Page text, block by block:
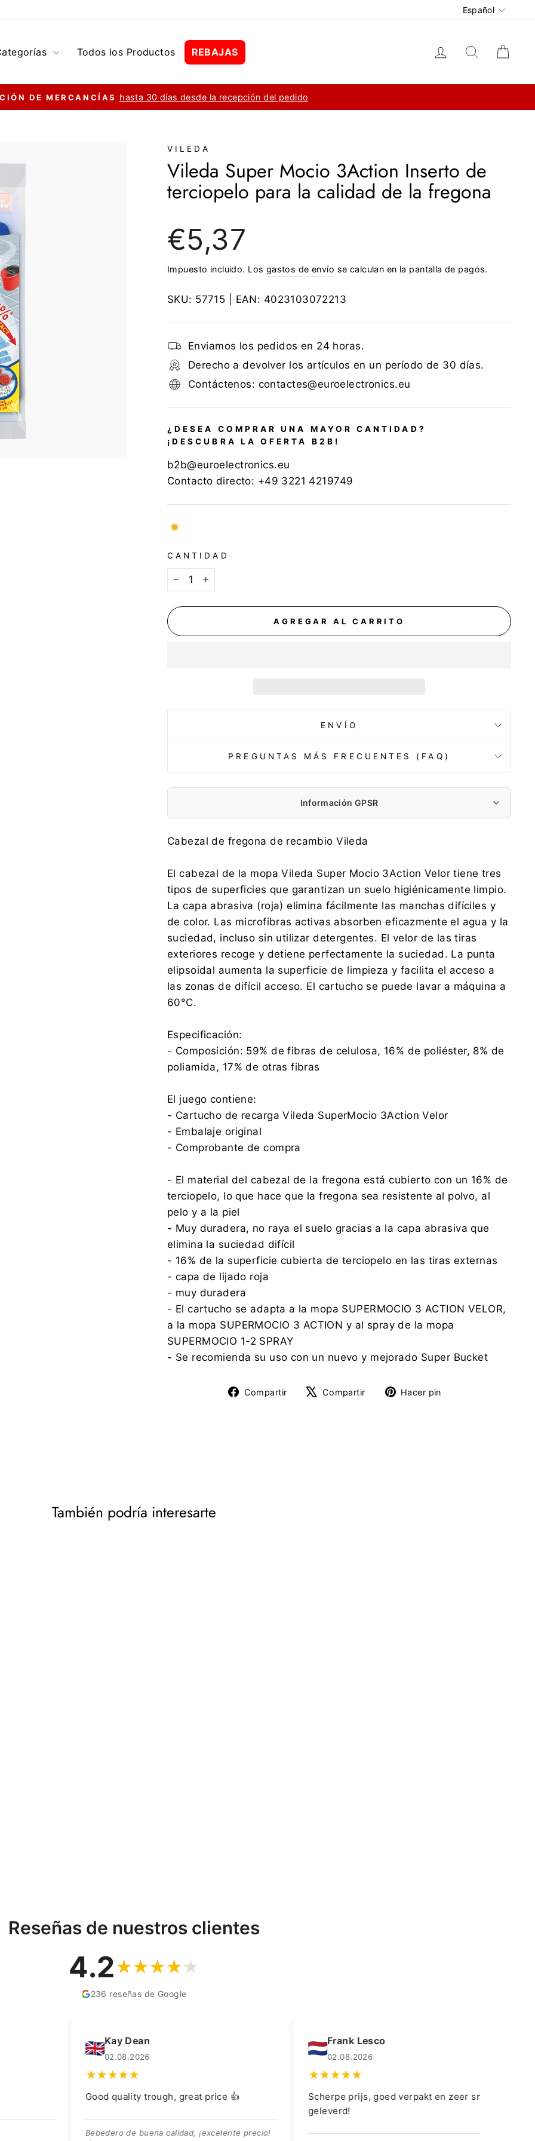
Idioma
Español
Todos los Productos REBAJAS Ingresar Buscar
diapositivas
DE MERCANCÍAS hasta 30 días desde la recepción del pedido
VILEDA
Vileda Super Mocio 3Action Inserto de
terciopelo para la calidad de la fregona
regular
€5,37
Impuesto incluido. Los gastos de envío se calculan en la pantalla de pagos.
SKU: 57715 | EAN: 4023103072213
Enviamos los pedidos en 24 horas.
Derecho a devolver los artículos en un período de 30 días.
Contáctenos: contactes@euroelectronics.eu
¿DESEA COMPRAR UNA MAYOR CANTIDAD?
¡DESCUBRA LA OFERTA B2B!
b2b@euroelectronics.eu
Contacto directo: +49 3221 4219749
CANTIDAD
AGREGAR AL CARRITO
ENVÍO
PREGUNTAS MÁS FRECUENTES (FAQ)
Información GPSR
Fabricante:
FHP VILEDA Sp. z o.o.
Puławska 182, 02-670 Warszawa
+48 42 279 44 45
Importador:
FHP VILEDA Sp. z o.o.
Puławska 182, 02-670 Warszawa
info@sklepvileda.pl
+48 42 279 44 45
Cabezal de fregona de recambio Vileda
El cabezal de la mopa Vileda Super Mocio 3Action Velor tiene tres
tipos de superficies que garantizan un suelo higiénicamente limpio.
La capa abrasiva (roja) elimina fácilmente las manchas difíciles y
de color. Las microfibras activas absorben eficazmente el agua y la
suciedad, incluso sin utilizar detergentes. El velor de las tiras
exteriores recoge y detiene perfectamente la suciedad. La punta
elipsoidal aumenta la superficie de limpieza y facilita el acceso a
las zonas de difícil acceso. El cartucho se puede lavar a máquina a
60°C.
Especificación:
- Composición: 59% de fibras de celulosa, 16% de poliéster, 8% de
poliamida, 17% de otras fibras
El juego contiene:
- Cartucho de recarga Vileda SuperMocio 3Action Velor
- Embalaje original
- Comprobante de compra
- El material del cabezal de la fregona está cubierto con un 16% de
terciopelo, lo que hace que la fregona sea resistente al polvo, al
pelo y a la piel
- Muy duradera, no raya el suelo gracias a la capa abrasiva que
elimina la suciedad difícil
- 16% de la superficie cubierta de terciopelo en las tiras externas
- capa de lijado roja
- muy duradera
- El cartucho se adapta a la mopa SUPERMOCIO 3 ACTION VELOR,
a la mopa SUPERMOCIO 3 ACTION y al spray de la mopa
SUPERMOCIO 1-2 SPRAY
- Se recomienda su uso con un nuevo y mejorado Super Bucket
Compartir
Compartir
Compartir
TuitearHacer pin
También podría interesarte
Reseñas de nuestros clientes
4.2
236 reseñas de Google
Good quality trough, great price 👍
Bebedero de buena calidad, ¡excelente precio!
Frank Lesco
Scherpe prijs, goed verpakt en zeer snel
Fantastic item